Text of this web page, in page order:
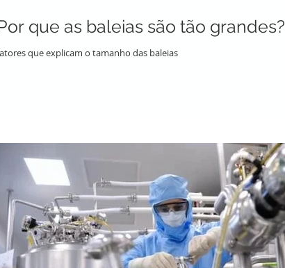
que as baleias são tão grandes?
que explicam o tamanho das baleias